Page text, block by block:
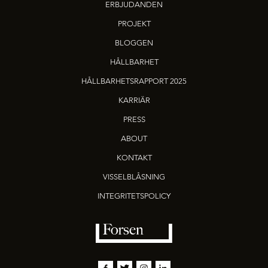
ERBJUDANDEN
PROJEKT
BLOGGEN
HÅLLBARHET
HÅLLBARHETSRAPPORT 2025
KARRIÄR
PRESS
ABOUT
KONTAKT
VISSELBLÅSNING
INTEGRITETSPOLICY